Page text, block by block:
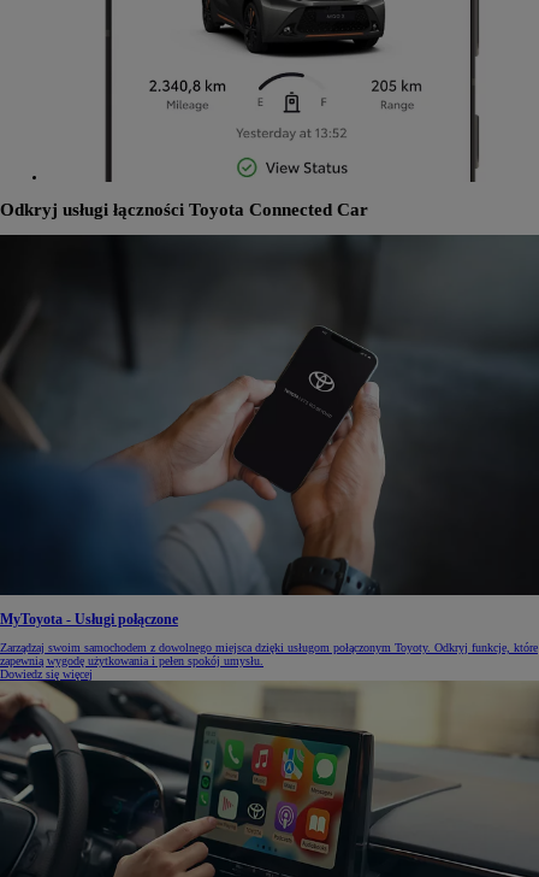
Odkryj usługi łączności Toyota Connected Car
MyToyota - Usługi połączone
Zarządzaj swoim samochodem z dowolnego miejsca dzięki usługom połączonym Toyoty. Odkryj funkcje, które
zapewnią wygodę użytkowania i pełen spokój umysłu.
Dowiedz się więcej